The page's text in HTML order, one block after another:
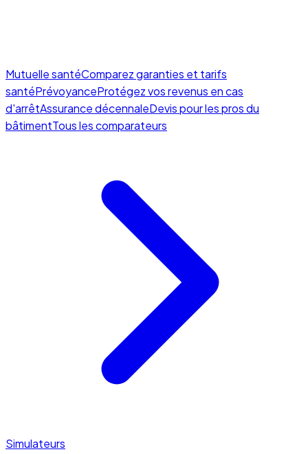
Mutuelle santéComparez garanties et tarifs
santéPrévoyanceProtégez vos revenus en cas
d'arrêtAssurance décennaleDevis pour les pros du
bâtimentTous les comparateurs
Simulateurs